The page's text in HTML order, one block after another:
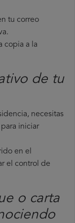
tu correo
copia a la
de tu
necesitas
iniciar
en el
el control de
o carta